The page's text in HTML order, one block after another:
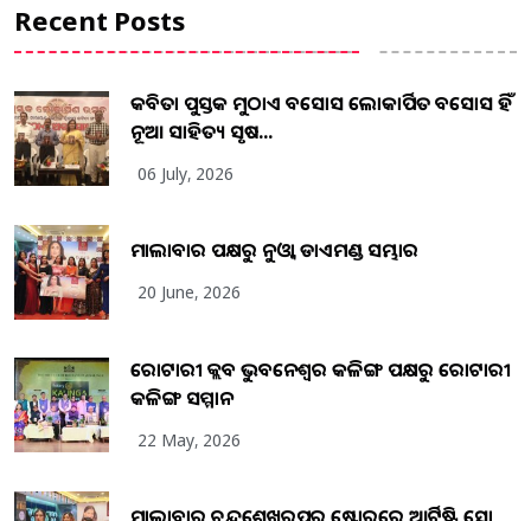
Recent Posts
କବିତା ପୁସ୍ତକ ମୁଠାଏ ଅବସୋସ ଲୋକାର୍ପିତ ଅବସୋସ ହିଁ
ନୂଆ ସାହିତ୍ୟ ସୃଷ...
06 July, 2026
ମାଲାବାର ପକ୍ଷରୁ ନୁଓ୍ବା ଡାଏମଣ୍ଡ ସମ୍ଭାର
20 June, 2026
ରୋଟାରୀ କ୍ଲବ ଭୁବନେଶ୍ୱର କଳିଙ୍ଗ ପକ୍ଷରୁ ରୋଟାରୀ
କଳିଙ୍ଗ ସମ୍ମାନ
22 May, 2026